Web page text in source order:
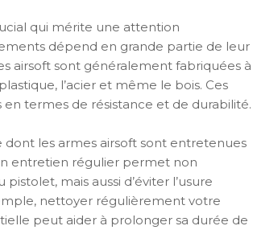
qui mérite une attention
dépend en grande partie de leur
airsoft sont généralement fabriquées à
l’acier et même le bois. Ces
termes de résistance et de durabilité.
les armes airsoft sont entretenues
entretien régulier permet non
mais aussi d’éviter l’usure
nettoyer régulièrement votre
peut aider à prolonger sa durée de